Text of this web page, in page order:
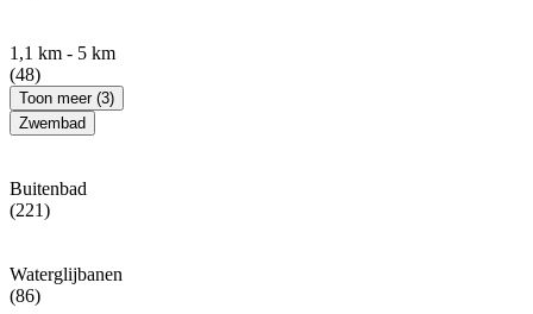
1,1 km - 5 km
(48)
Toon meer (3)
Zwembad
Buitenbad
(221)
Waterglijbanen
(86)